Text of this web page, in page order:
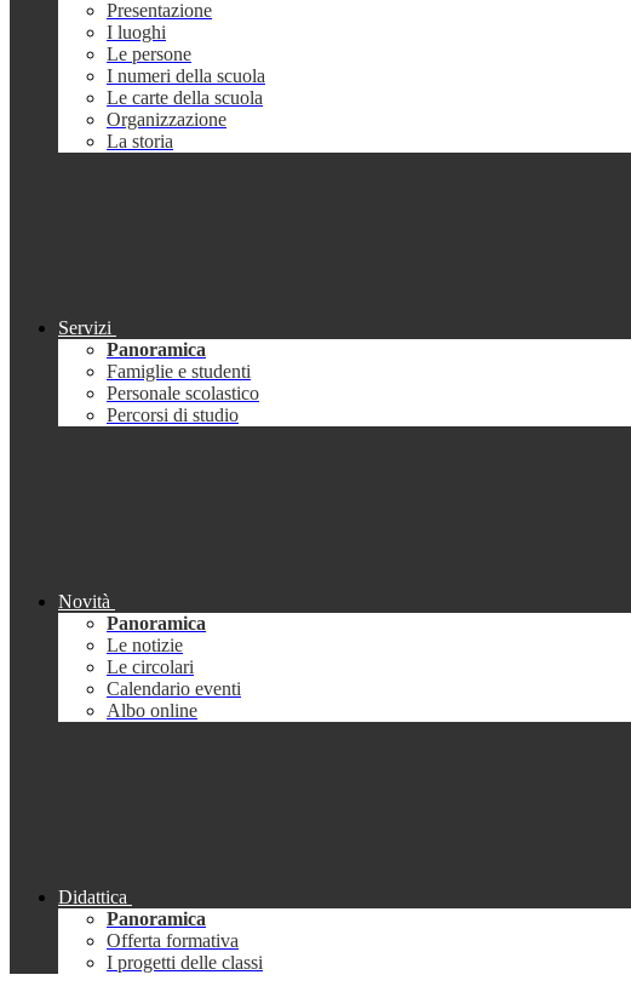
Presentazione
I luoghi
Le persone
I numeri della scuola
Le carte della scuola
Organizzazione
La storia
Servizi
Panoramica
Famiglie e studenti
Personale scolastico
Percorsi di studio
Novità
Panoramica
Le notizie
Le circolari
Calendario eventi
Albo online
Didattica
Panoramica
Offerta formativa
I progetti delle classi